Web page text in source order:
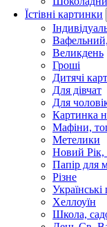
Їстівні картинки
Великдень
Гроші
Дитячі
Для дівчат
Для
Картинка
Мафіни,
Метелики
Новий Рік,
Папір для
Різне
Українські
Хеллоуїн
Школа,